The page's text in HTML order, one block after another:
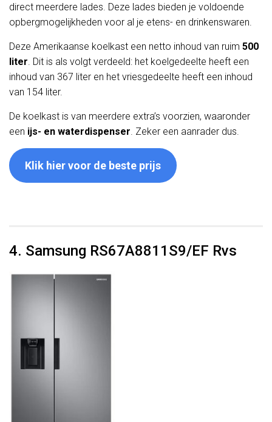
direct meerdere lades. Deze lades bieden je voldoende
opbergmogelijkheden voor al je etens- en drinkenswaren.
Deze Amerikaanse koelkast een netto inhoud van ruim 500
liter. Dit is als volgt verdeeld: het koelgedeelte heeft een
inhoud van 367 liter en het vriesgedeelte heeft een inhoud
van 154 liter.
De koelkast is van meerdere extra’s voorzien, waaronder
een ijs- en waterdispenser. Zeker een aanrader dus.
Klik hier voor de beste prijs
4. Samsung RS67A8811S9/EF Rvs